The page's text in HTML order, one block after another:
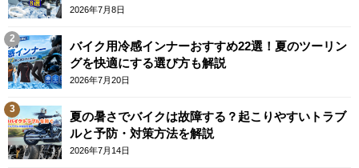
テム
2026年7月8日
バイク用冷感インナーおすすめ22選！夏のツーリン
グを快適にする選び方も解説
2026年7月20日
夏の暑さでバイクは故障する？起こりやすいトラブ
ルと予防・対策方法を解説
2026年7月14日